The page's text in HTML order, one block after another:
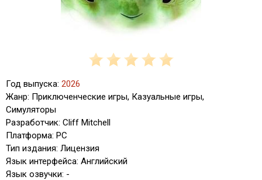
Год выпуска: 2026
Жанр: Приключенческие игры, Казуальные игры,
Симуляторы
Разработчик: Cliff Mitchell
Платформа: PC
Тип издания: Лицензия
Язык интерфейса: Английский
Язык озвучки: -